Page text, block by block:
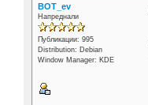
BOT_ev
Напреднали
Публикации: 995
Distribution: Debian
Window Manager: KDE